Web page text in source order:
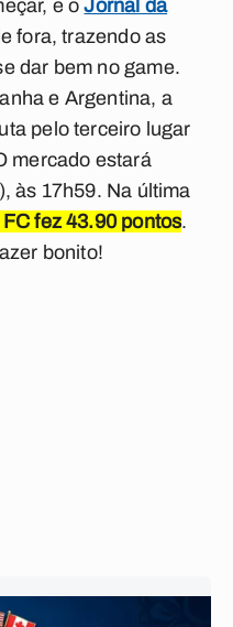
e oJornal da
fora, trazendo as
dar bem no game.
e Argentina, a
pelo terceiro lugar
mercado estará
às 17h59. Na última
fez 43.90 pontos.
bonito!